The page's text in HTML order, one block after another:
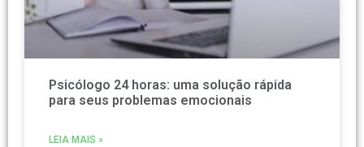
Psicólogo 24 horas: uma solução rápida
para seus problemas emocionais
LEIA MAIS »